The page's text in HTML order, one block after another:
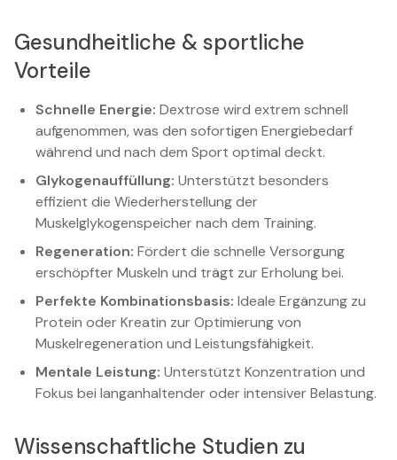
Gesundheitliche & sportliche
Vorteile
Schnelle Energie: Dextrose wird extrem schnell
aufgenommen, was den sofortigen Energiebedarf
während und nach dem Sport optimal deckt.
Glykogenauffüllung: Unterstützt besonders
effizient die Wiederherstellung der
Muskelglykogenspeicher nach dem Training.
Regeneration: Fördert die schnelle Versorgung
erschöpfter Muskeln und trägt zur Erholung bei.
Perfekte Kombinationsbasis: Ideale Ergänzung zu
Protein oder Kreatin zur Optimierung von
Muskelregeneration und Leistungsfähigkeit.
Mentale Leistung: Unterstützt Konzentration und
Fokus bei langanhaltender oder intensiver Belastung.
Wissenschaftliche Studien zu